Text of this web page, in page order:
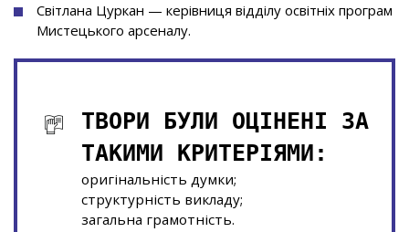
Світлана Цуркан — керівниця відділу освітніх програм
Мистецького арсеналу.
ТВОРИ БУЛИ ОЦІНЕНІ ЗА
ТАКИМИ КРИТЕРІЯМИ:
оригінальність думки;
структурність викладу;
загальна грамотність.